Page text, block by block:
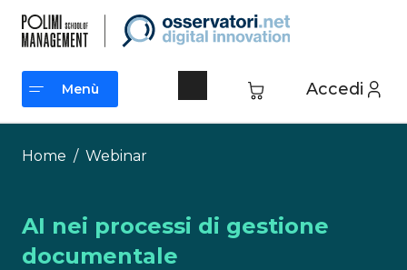
contenuto
Accedi
Menù
Menù
Home / Webinar
AI nei processi di gestione
documentale